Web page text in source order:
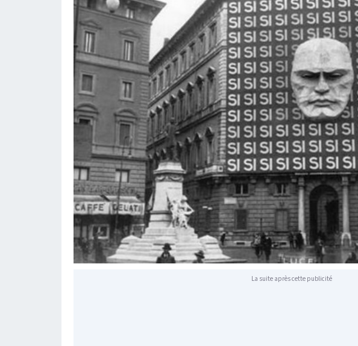
La suite après cette publicité